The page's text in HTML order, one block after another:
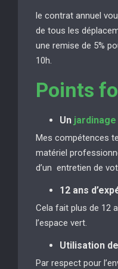
le contrat annuel
de tous les
une remise de 5%
10h.
Points
Un jardinage
Mes compétences
matériel
d’un entretien de
12 ans
Cela fait plus de 12
l’espace vert.
Utilisation
Par respect pour